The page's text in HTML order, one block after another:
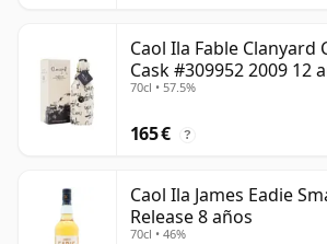
Caol Ila Fable Clanyard
Cask #309952 2009 12
70cl • 57.5%
165 € ?
Caol Ila James Eadie
Release 8 años
70cl • 46%